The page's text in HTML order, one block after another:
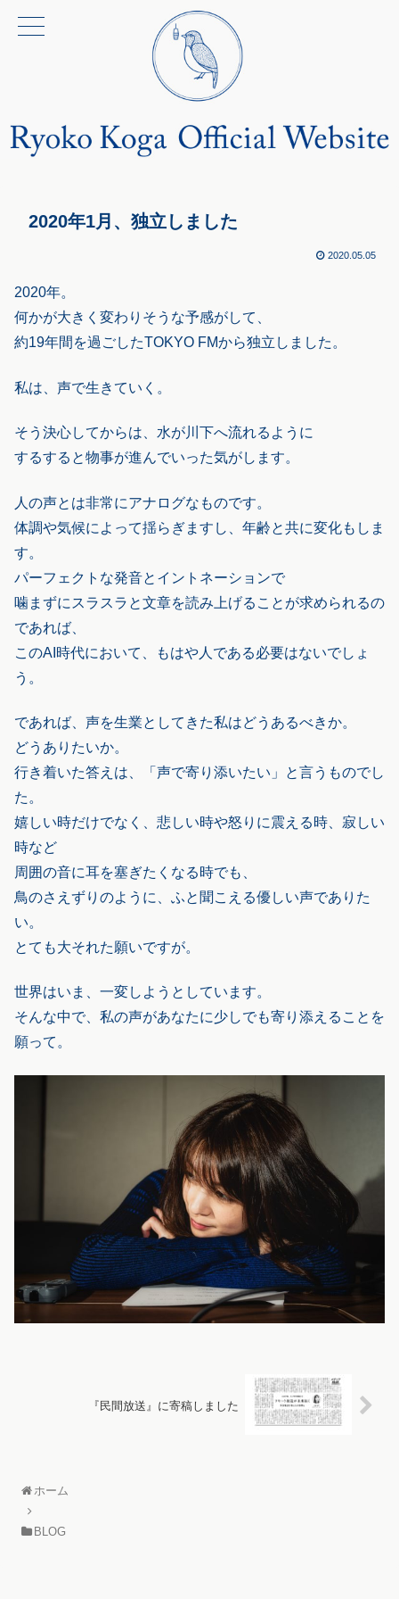
2020年1月、独立しました
2020.05.05
2020年。
何かが大きく変わりそうな予感がして、
約19年間を過ごしたTOKYO FMから独立しました。
私は、声で生きていく。
そう決心してからは、水が川下へ流れるように
するすると物事が進んでいった気がします。
人の声とは非常にアナログなものです。
体調や気候によって揺らぎますし、年齢と共に変化もしま
す。
パーフェクトな発音とイントネーションで
噛まずにスラスラと文章を読み上げることが求められるの
であれば、
このAI時代において、もはや人である必要はないでしょ
う。
であれば、声を生業としてきた私はどうあるべきか。
どうありたいか。
行き着いた答えは、「声で寄り添いたい」と言うものでし
た。
嬉しい時だけでなく、悲しい時や怒りに震える時、寂しい
時など
周囲の音に耳を塞ぎたくなる時でも、
鳥のさえずりのように、ふと聞こえる優しい声でありた
い。
とても大それた願いですが。
世界はいま、一変しようとしています。
そんな中で、私の声があなたに少しでも寄り添えることを
願って。
『民間放送』に寄稿しました
ホーム
BLOG